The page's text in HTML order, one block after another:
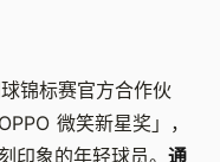
锦标赛官方合作伙
微笑新星奖」，
印象的年轻球员。 通